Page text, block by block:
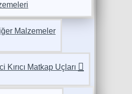
Malzemeler
Kırıcı Matkap Uçları